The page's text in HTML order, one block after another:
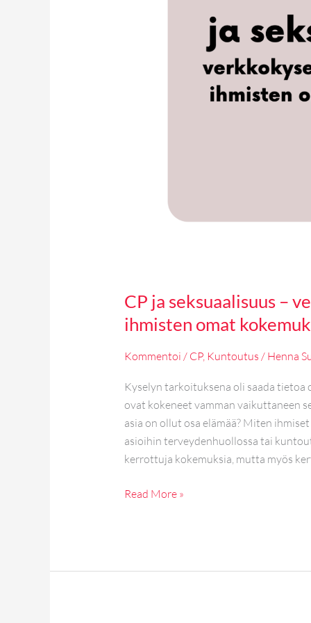
CP ja seksuaalisuus –
ihmisten omat
Kommentoi / CP, Kuntoutus / Henna
Kyselyn tarkoituksena oli saada
ovat kokeneet vamman vaikuttaneen
asia on ollut osa elämää? Miten
asioihin terveydenhuollossa tai
kerrottuja kokemuksia, mutta myös
Read More »